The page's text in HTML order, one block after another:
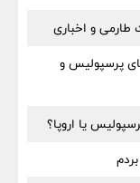
و اخباری
پرسپولیس و
یا اروپا؟